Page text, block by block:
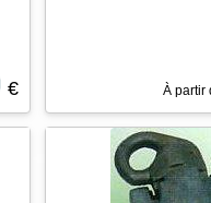
€ À partir